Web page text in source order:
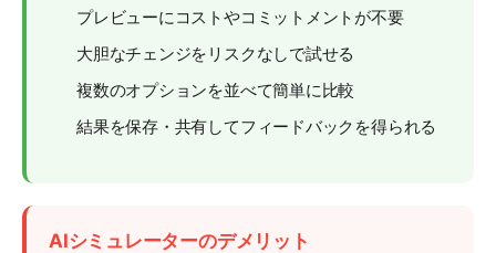
プレビューにコストやコミットメントが不要
大胆なチェンジをリスクなしで試せる
複数のオプションを並べて簡単に比較
結果を保存・共有してフィードバックを得られる
AIシミュレーターのデメリット